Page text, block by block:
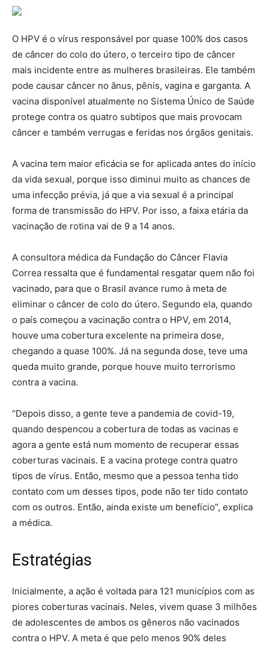
O HPV é o vírus responsável por quase 100% dos casos
de câncer do colo do útero, o terceiro tipo de câncer
mais incidente entre as mulheres brasileiras. Ele também
pode causar câncer no ânus, pênis, vagina e garganta. A
vacina disponível atualmente no Sistema Único de Saúde
protege contra os quatro subtipos que mais provocam
câncer e também verrugas e feridas nos órgãos genitais.
A vacina tem maior eficácia se for aplicada antes do início
da vida sexual, porque isso diminui muito as chances de
uma infecção prévia, já que a via sexual é a principal
forma de transmissão do HPV. Por isso, a faixa etária da
vacinação de rotina vai de 9 a 14 anos.
A consultora médica da Fundação do Câncer Flavia
Correa ressalta que é fundamental resgatar quem não foi
vacinado, para que o Brasil avance rumo à meta de
eliminar o câncer de colo do útero. Segundo ela, quando
o país começou a vacinação contra o HPV, em 2014,
houve uma cobertura excelente na primeira dose,
chegando a quase 100%. Já na segunda dose, teve uma
queda muito grande, porque houve muito terrorismo
contra a vacina.
“Depois disso, a gente teve a pandemia de covid-19,
quando despencou a cobertura de todas as vacinas e
agora a gente está num momento de recuperar essas
coberturas vacinais. E a vacina protege contra quatro
tipos de vírus. Então, mesmo que a pessoa tenha tido
contato com um desses tipos, pode não ter tido contato
com os outros. Então, ainda existe um benefício”, explica
a médica.
Estratégias
Inicialmente, a ação é voltada para 121 municípios com as
piores coberturas vacinais. Neles, vivem quase 3 milhões
de adolescentes de ambos os gêneros não vacinados
contra o HPV. A meta é que pelo menos 90% deles